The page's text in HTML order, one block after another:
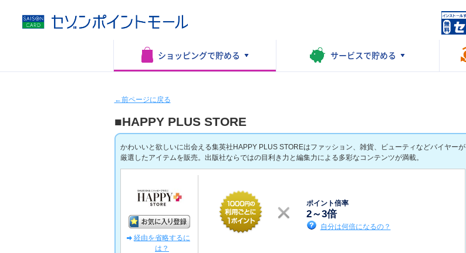
ショッピングで貯める サービスで貯める
←前ページに戻る
■HAPPY PLUS STORE
かわいいと欲しいに出会える集英社HAPPY PLUS STOREはファッション、雑貨、ビューティなどバイヤーが
厳選したアイテムを販売。出版社ならではの目利き力と編集力による多彩なコンテンツが満載。
経由を省略するに
は？
ポイント倍率
2～3倍
自分は何倍になるの？